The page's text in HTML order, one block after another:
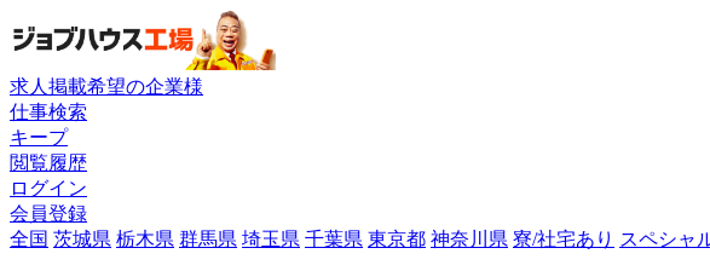
求人掲載希望の企業様
仕事検索
キープ
閲覧履歴
ログイン
会員登録
全国 茨城県 栃木県 群馬県 埼玉県 千葉県 東京都 神奈川県 寮/社宅あり スペシャ